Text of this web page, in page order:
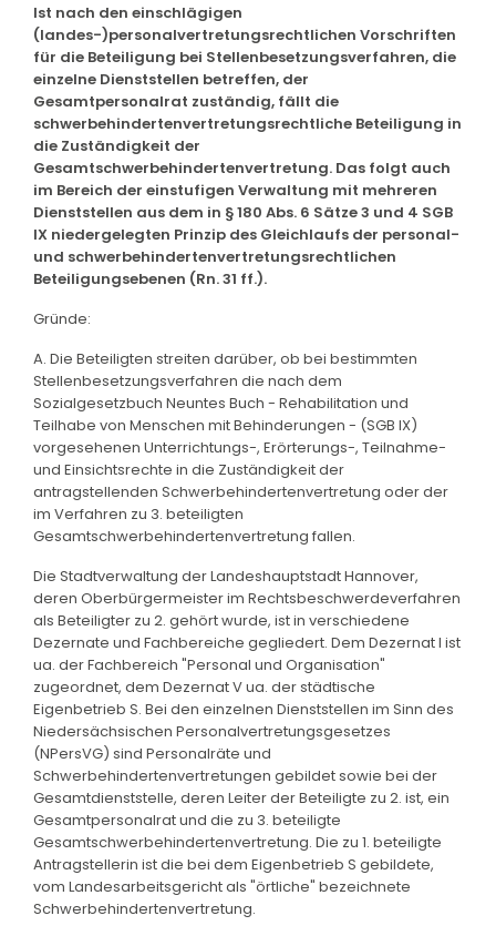
Ist nach den einschlägigen
(landes-)personalvertretungsrechtlichen Vorschriften
für die Beteiligung bei Stellenbesetzungsverfahren, die
einzelne Dienststellen betreffen, der
Gesamtpersonalrat zuständig, fällt die
schwerbehindertenvertretungsrechtliche Beteiligung in
die Zuständigkeit der
Gesamtschwerbehindertenvertretung. Das folgt auch
im Bereich der einstufigen Verwaltung mit mehreren
Dienststellen aus dem in § 180 Abs. 6 Sätze 3 und 4 SGB
IX niedergelegten Prinzip des Gleichlaufs der personal-
und schwerbehindertenvertretungsrechtlichen
Beteiligungsebenen (Rn. 31 ff.).
Gründe:
A. Die Beteiligten streiten darüber, ob bei bestimmten
Stellenbesetzungsverfahren die nach dem
Sozialgesetzbuch Neuntes Buch - Rehabilitation und
Teilhabe von Menschen mit Behinderungen - (SGB IX)
vorgesehenen Unterrichtungs-, Erörterungs-, Teilnahme-
und Einsichtsrechte in die Zuständigkeit der
antragstellenden Schwerbehindertenvertretung oder der
im Verfahren zu 3. beteiligten
Gesamtschwerbehindertenvertretung fallen.
Die Stadtverwaltung der Landeshauptstadt Hannover,
deren Oberbürgermeister im Rechtsbeschwerdeverfahren
als Beteiligter zu 2. gehört wurde, ist in verschiedene
Dezernate und Fachbereiche gegliedert. Dem Dezernat I ist
ua. der Fachbereich "Personal und Organisation"
zugeordnet, dem Dezernat V ua. der städtische
Eigenbetrieb S. Bei den einzelnen Dienststellen im Sinn des
Niedersächsischen Personalvertretungsgesetzes
(NPersVG) sind Personalräte und
Schwerbehindertenvertretungen gebildet sowie bei der
Gesamtdienststelle, deren Leiter der Beteiligte zu 2. ist, ein
Gesamtpersonalrat und die zu 3. beteiligte
Gesamtschwerbehindertenvertretung. Die zu 1. beteiligte
Antragstellerin ist die bei dem Eigenbetrieb S gebildete,
vom Landesarbeitsgericht als "örtliche" bezeichnete
Schwerbehindertenvertretung.